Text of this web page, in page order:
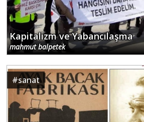
Kapitalizm ve Yabancılaşma
mahmut balpetek
#sanat